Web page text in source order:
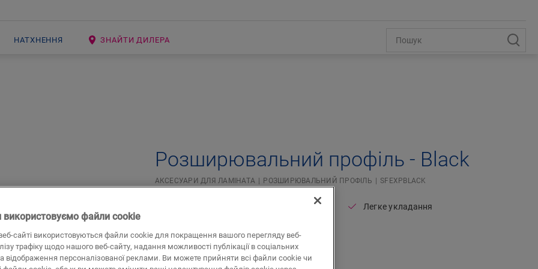
НАТХНЕННЯ ЗНАЙТИ ДИЛЕРА
Розширювальний профіль - Black
АКСЕСУАРИ ДЛЯ ЛАМІНАТА РОЗШИРЮВАЛЬНИЙ ПРОФІЛЬ SFEXPBLACK
Легке укладання
800,00 UAH/шт.
Рекомендована роздрібна ціна
файли cookie
сайті використовуються файли cookie для покращення вашого перегляду веб-
трафіку щодо нашого веб-сайту, надання можливості публікації в соціальних
відображення персоналізованої реклами. Ви можете прийняти всі файли cookie чи